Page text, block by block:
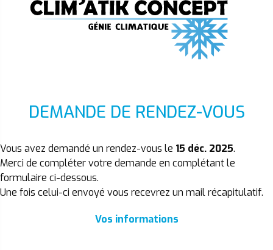
DEMANDE DE RENDEZ-VOUS
Vous avez demandé un rendez-vous le 15 déc. 2025.
Merci de compléter votre demande en complétant le
formulaire ci-dessous.
Une fois celui-ci envoyé vous recevrez un mail récapitulatif.
Vos informations